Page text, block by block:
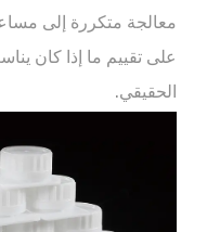
معالجة متكررة إلى
على تقييم ما إذا كان
الحقيقي.